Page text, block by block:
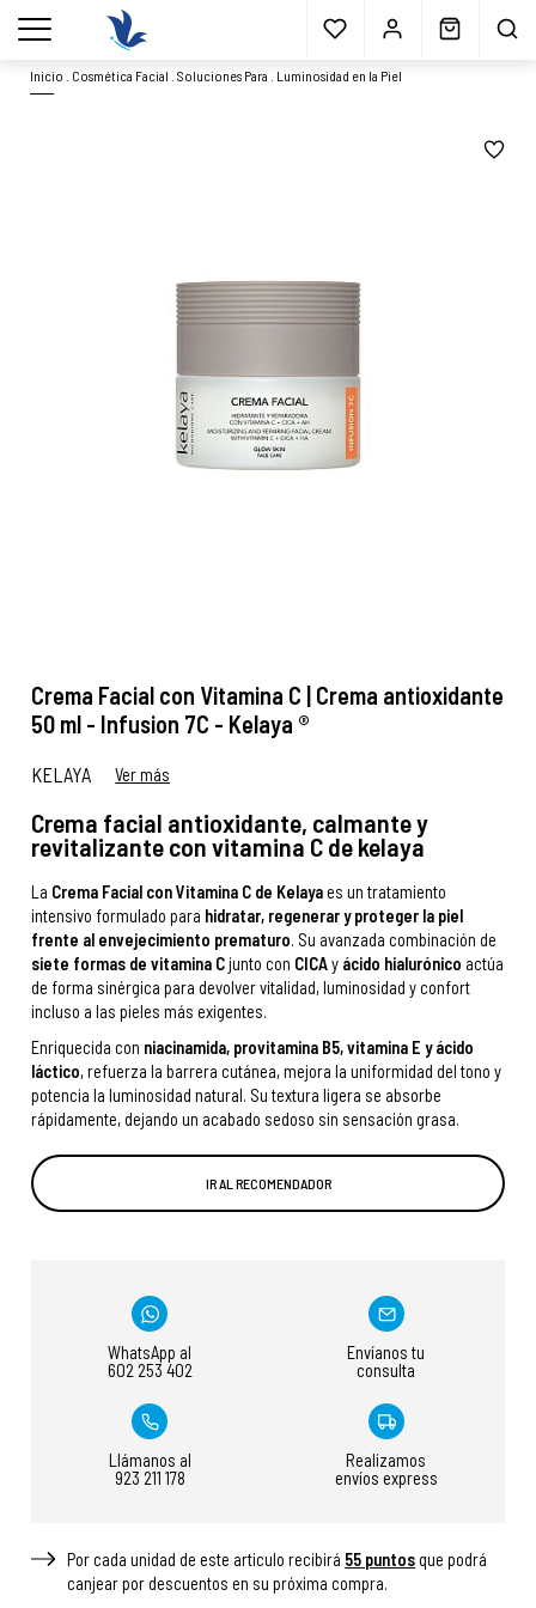
Envío gratisa partir 40€* Muestras gratis Blog
menu
Inicio Cosmética Facial .Soluciones Para Luminosidad en la Piel
Crema Facial con Vitamina C | Crema antioxidante
50 ml - Infusion 7C - Kelaya ®
KELAYA Ver más
Crema facial antioxidante, calmante y
revitalizante con vitamina C de kelaya
La Crema Facial con Vitamina C de Kelayaes un tratamiento
intensivo formulado para hidratar, regenerar y proteger la piel
frente al envejecimiento prematuro. Su avanzada combinación de
siete formas de vitamina Cjunto con CICAy ácido hialurónico actúa
de forma sinérgica para devolver vitalidad, luminosidad y confort
incluso a las pieles más exigentes.
Enriquecida con niacinamida, provitamina B5, vitamina E y ácido
láctico, refuerza la barrera cutánea, mejora la uniformidad del tono y
potencia la luminosidad natural. Su textura ligera se absorbe
rápidamente, dejando un acabado sedoso sin sensación grasa.
IR AL RECOMENDADOR
WhatsApp al
602 253 402
Envíanos tu
consulta
Llámanos al
923 211 178
Realizamos
envíos express
Por cada unidad de este articulo recibirá 55 puntos que podrá
canjear por descuentos en su próxima compra.